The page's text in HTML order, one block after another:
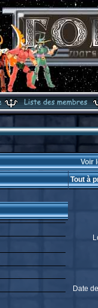
Voir
Tout à
Date